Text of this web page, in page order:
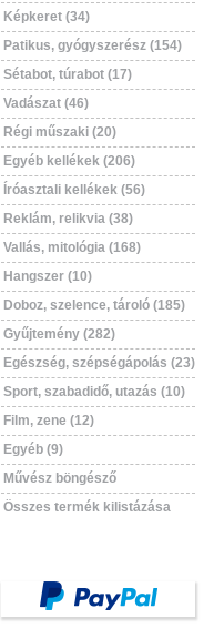
Képkeret (34)
Patikus, gyógyszerész (154)
Sétabot, túrabot (17)
Vadászat (46)
Régi műszaki (20)
Egyéb kellékek (206)
Íróasztali kellékek (56)
Reklám, relikvia (38)
Vallás, mitológia (168)
Hangszer (10)
Doboz, szelence, tároló (185)
Gyűjtemény (282)
Egészség, szépségápolás (23)
Sport, szabadidő, utazás (10)
Film, zene (12)
Egyéb (9)
Művész böngésző
Összes termék kilistázása